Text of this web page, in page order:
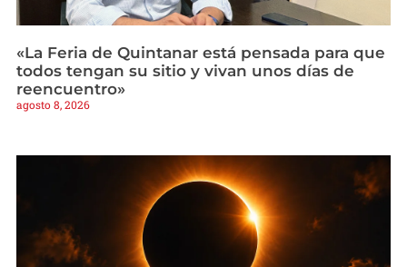
«La Feria de Quintanar está pensada para que
todos tengan su sitio y vivan unos días de
reencuentro»
agosto 8, 2026